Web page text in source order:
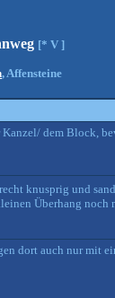
[* V ]
, Affensteine
dem Block,
knusprig und
Überhang
dort auch nur mit